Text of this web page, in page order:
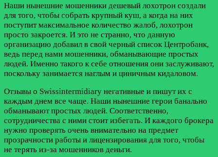
Наши нынешние мошенники дешевый лохотрон создали
для того, чтобы собрать крупный куш, а когда на них
поступит максимальное количество жалоб, лохотрон
просто закроется. И это не странно, что данную
организацию добавил в свой черный список Центробанк,
ведь перед нами мошенники, обманывающие простых
людей. Именно такого к себе отношения они заслуживают,
поскольку занимается наглым и циничным кидаловом.
Отзывы о Swissintermidiary негативные и пишут их с
каждым днем все чаще. Наши нынешние герои банально
обманывают простых людей. Соответственно,
сотрудничества с ними стоит избегать. И каждого брокера
нужно проверять очень внимательно на предмет
прозрачности работы и лицензирования для того, чтобы
не терять из-за мошенников деньги.